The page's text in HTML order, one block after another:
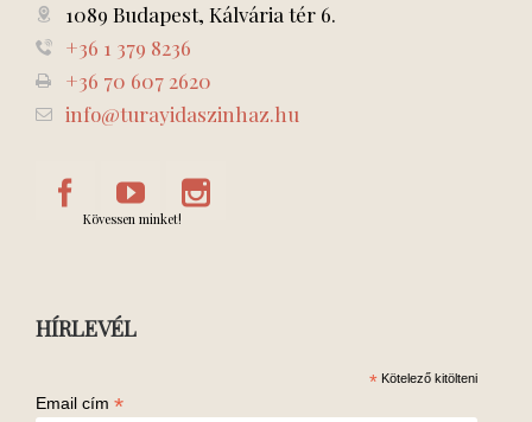
1089 Budapest, Kálvária tér 6.
+36 1 379 8236
+36 70 607 2620
info@turayidaszinhaz.hu
Kövessen minket!
HÍRLEVÉL
* Kötelező kitölteni
Email cím *